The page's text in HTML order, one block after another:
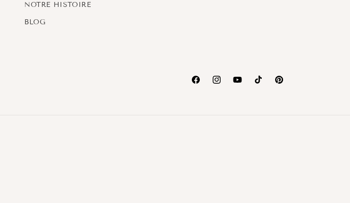
NOTRE HISTOIRE
BLOG
FacebookInstagramYouTubeTikTokPinterest